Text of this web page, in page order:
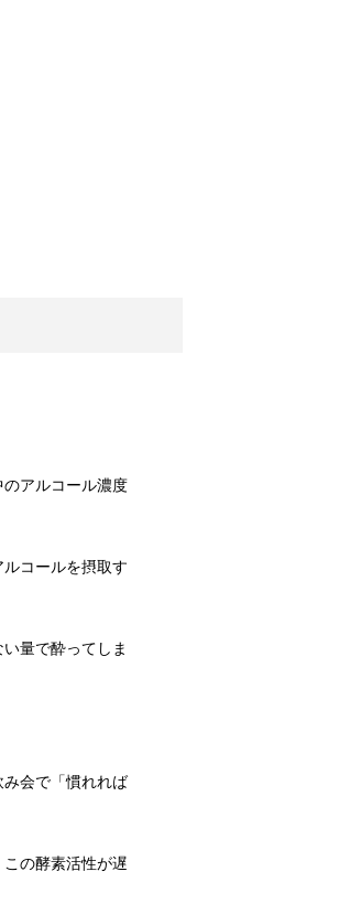
アルコール濃度
コールを摂取す
量で酔ってしま
会で「慣れれば
の酵素活性が遅